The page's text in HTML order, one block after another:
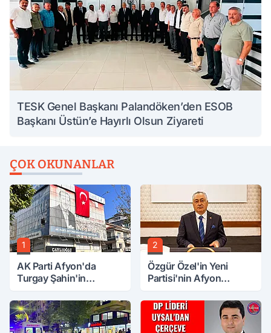
TESK Genel Başkanı Palandöken’den ESOB
Başkanı Üstün’e Hayırlı Olsun Ziyareti
ÇOK OKUNANLAR
1
AK Parti Afyon'da
Turgay Şahin'in
2
Özgür Özel'in Yeni
Partisi'nin Afyon